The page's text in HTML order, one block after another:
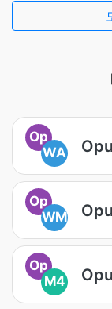
Op
WA
Op
WM
Op
M4